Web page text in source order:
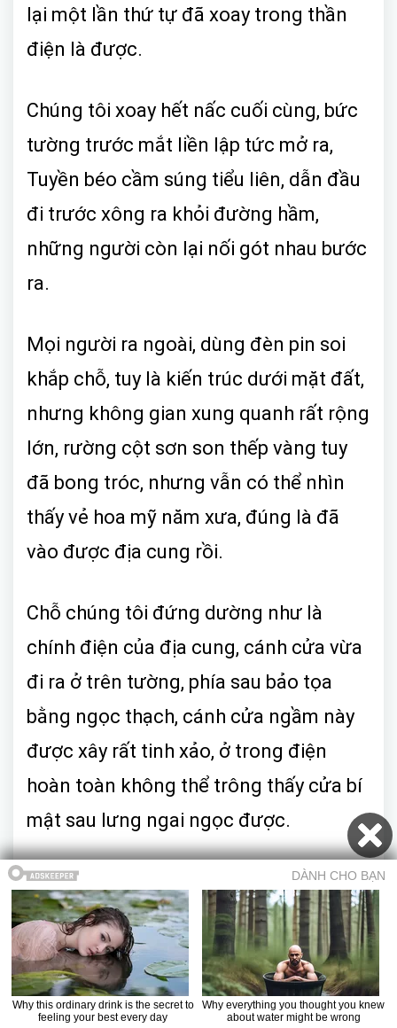
Trở về truyện Chương trước Mục lục Chương sau Truyện ma
lại một lần thứ tự đã xoay trong thần
điện là được.
Chúng tôi xoay hết nấc cuối cùng, bức
tường trước mắt liền lập tức mở ra,
Tuyền béo cầm súng tiểu liên, dẫn đầu
đi trước xông ra khỏi đường hầm,
những người còn lại nối gót nhau bước
ra.
Mọi người ra ngoài, dùng đèn pin soi
khắp chỗ, tuy là kiến trúc dưới mặt đất,
nhưng không gian xung quanh rất rộng
lớn, rường cột sơn son thếp vàng tuy
đã bong tróc, nhưng vẫn có thể nhìn
thấy vẻ hoa mỹ năm xưa, đúng là đã
vào được địa cung rồi.
Chỗ chúng tôi đứng dường như là
chính điện của địa cung, cánh cửa vừa
đi ra ở trên tường, phía sau bảo tọa
bằng ngọc thạch, cánh cửa ngầm này
được xây rất tinh xảo, ở trong điện
hoàn toàn không thể trông thấy cửa bí
mật sau lưng ngai ngọc được.
Cuối cùng cũng tới hoàng cung Tinh
Tuyệt xưa nay vốn chỉ tồn tại trong
truyền thuyết, để nhìn kỹ hơn, chúng tôi
sử dụng tất cả những thiết bị chiếu
sáng mang theo người, chỉ thấy bảo